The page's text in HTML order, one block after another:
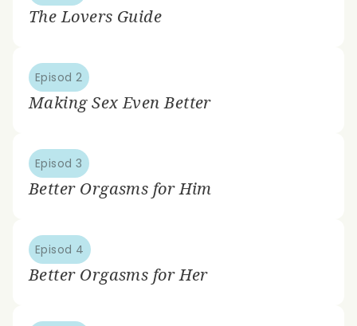
The Lovers Guide
Episod 2
Making Sex Even Better
Episod 3
Better Orgasms for Him
Episod 4
Better Orgasms for Her